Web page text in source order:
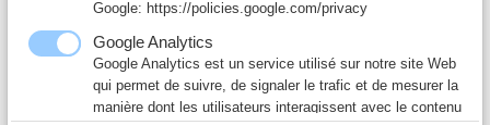
Câble & Connecteur
Logiciel & Papier▼
Google: https://policies.google.com/privacy
Google Analytics
Google Analytics est un service utilisé sur notre site Web
qui permet de suivre, de signaler le trafic et de mesurer la
manière dont les utilisateurs interagissent avec le contenu